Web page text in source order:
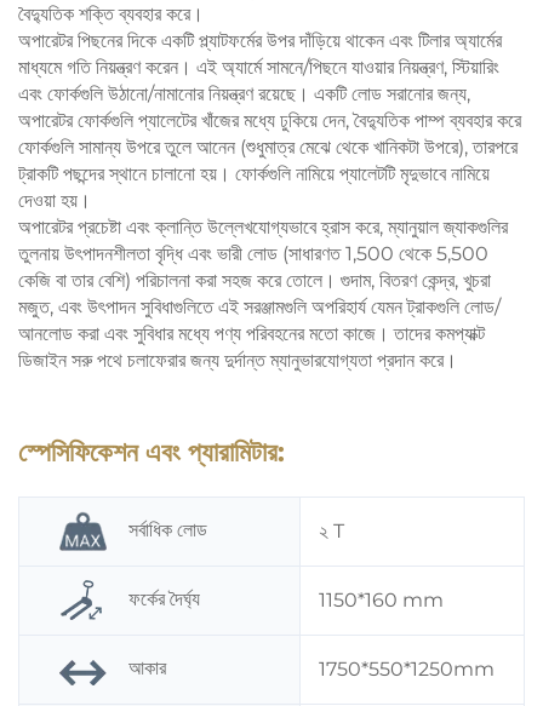
বৈদ্যুতিক শক্তি ব্যবহার করে।
অপারেটর পিছনের দিকে একটি প্ল্যাটফর্মের উপর দাঁড়িয়ে থাকেন এবং টিলার অ্যার্মের
মাধ্যমে গতি নিয়ন্ত্রণ করেন। এই অ্যার্মে সামনে/পিছনে যাওয়ার নিয়ন্ত্রণ, স্টিয়ারিং
এবং ফোর্কগুলি উঠানো/নামানোর নিয়ন্ত্রণ রয়েছে। একটি লোড সরানোর জন্য,
অপারেটর ফোর্কগুলি প্যালেটের খাঁজের মধ্যে ঢুকিয়ে দেন, বৈদ্যুতিক পাম্প ব্যবহার করে
ফোর্কগুলি সামান্য উপরে তুলে আনেন (শুধুমাত্র মেঝে থেকে খানিকটা উপরে), তারপরে
ট্রাকটি পছন্দের স্থানে চালানো হয়। ফোর্কগুলি নামিয়ে প্যালেটটি মৃদুভাবে নামিয়ে
দেওয়া হয়।
অপারেটর প্রচেষ্টা এবং ক্লান্তি উল্লেখযোগ্যভাবে হ্রাস করে, ম্যানুয়াল জ্যাকগুলির
তুলনায় উৎপাদনশীলতা বৃদ্ধি এবং ভারী লোড (সাধারণত 1,500 থেকে 5,500
কেজি বা তার বেশি) পরিচালনা করা সহজ করে তোলে। গুদাম, বিতরণ কেন্দ্র, খুচরা
মজুত, এবং উৎপাদন সুবিধাগুলিতে এই সরঞ্জামগুলি অপরিহার্য যেমন ট্রাকগুলি লোড/
আনলোড করা এবং সুবিধার মধ্যে পণ্য পরিবহনের মতো কাজে। তাদের কমপ্যাক্ট
ডিজাইন সরু পথে চলাফেরার জন্য দুর্দান্ত ম্যানুভারযোগ্যতা প্রদান করে।
স্পেসিফিকেশন এবং প্যারামিটার:
সর্বাধিক লোড ২ T
ফর্কের দৈর্ঘ্য 1150*160 mm
আকার 1750*550*1250mm